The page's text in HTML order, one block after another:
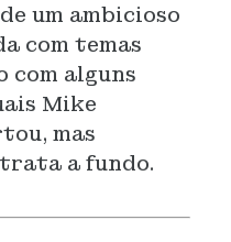
um ambicioso
com temas
com alguns
Mike
mas
a fundo.